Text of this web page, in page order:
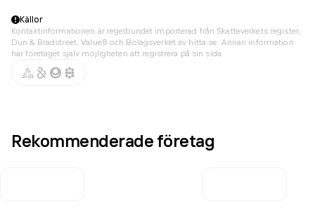
Källor
Kontaktinformationen är regelbundet importerad från Skatteverkets register,
Dun & Bradstreet, Value8 och Bolagsverket av hitta.se. Annan information
har företaget själv möjligheten att registrera på sin sida.
Rekommenderade företag